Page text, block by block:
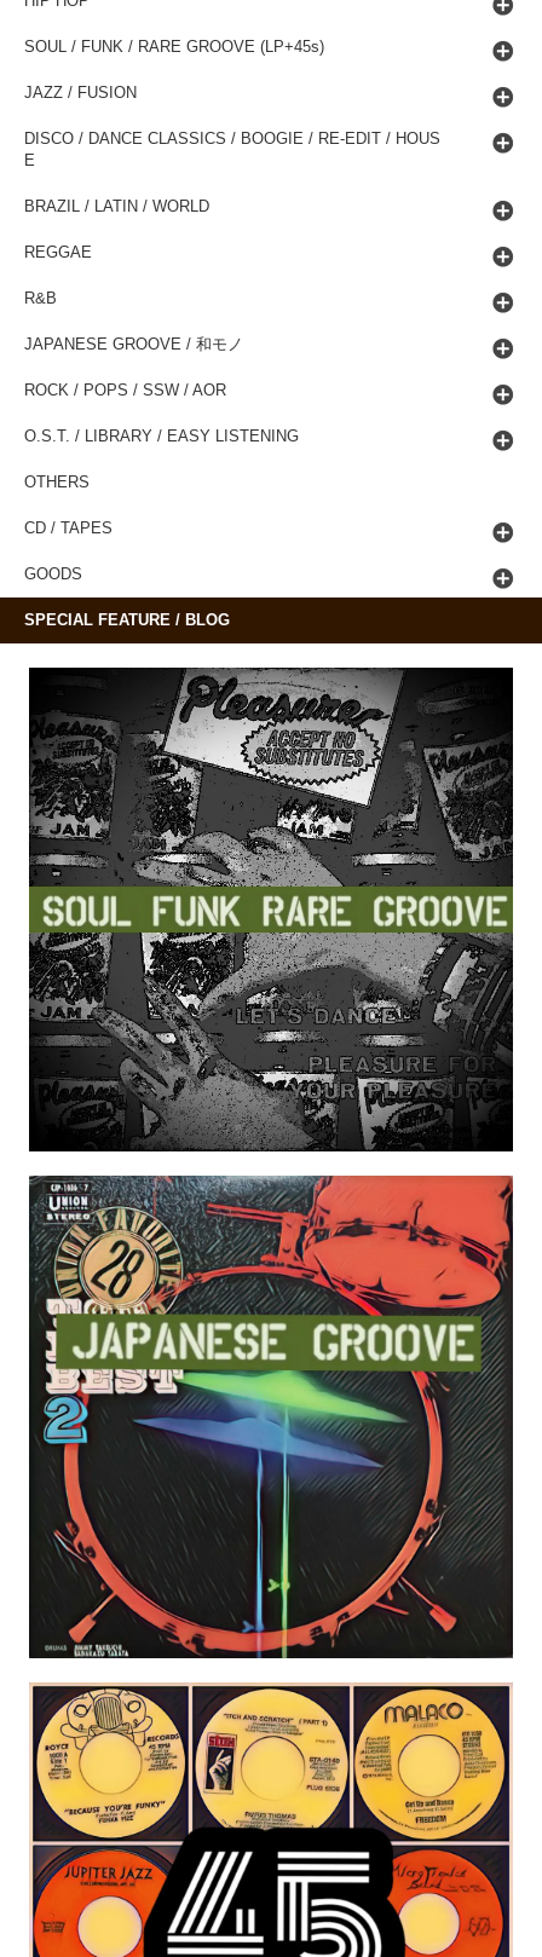
SOUL / FUNK / RARE GROOVE (LP+45s)
JAZZ / FUSION
DISCO / DANCE CLASSICS / BOOGIE / RE-EDIT / HOUS
E
BRAZIL / LATIN / WORLD
REGGAE
R&B
JAPANESE GROOVE / 和モノ
ROCK / POPS / SSW / AOR
O.S.T. / LIBRARY / EASY LISTENING
OTHERS
CD / TAPES
GOODS
SPECIAL FEATURE / BLOG